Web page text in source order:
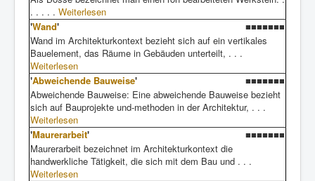
. . . . . Weiterlesen
'Wand'
■■■■■■■
Wand im Architekturkontext bezieht sich auf ein vertikales
Bauelement, das Räume in Gebäuden unterteilt, . . .
Weiterlesen
'Abweichende Bauweise'
■■■■■■■
Abweichende Bauweise: Eine abweichende Bauweise bezieht
sich auf Bauprojekte und-methoden in der Architektur, . . .
Weiterlesen
'Maurerarbeit'
■■■■■■■
Maurerarbeit bezeichnet im Architekturkontext die
handwerkliche Tätigkeit, die sich mit dem Bau und . . .
Weiterlesen